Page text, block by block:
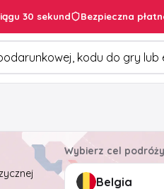
30 sekund Bezpieczna
Wybierz cel podróży